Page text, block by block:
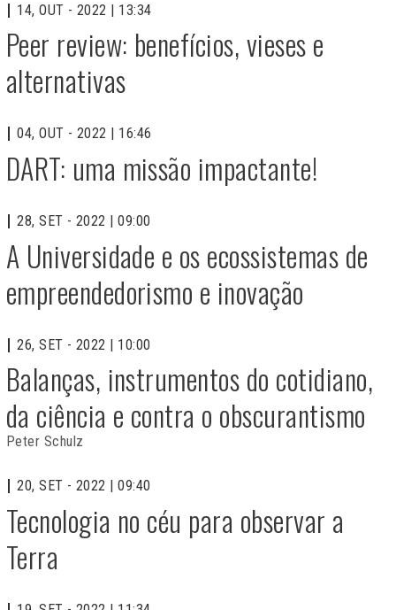
14, OUT - 2022 | 13:34
Peer review: benefícios, vieses e
alternativas
04, OUT - 2022 | 16:46
DART: uma missão impactante!
28, SET - 2022 | 09:00
A Universidade e os ecossistemas de
empreendedorismo e inovação
26, SET - 2022 | 10:00
Balanças, instrumentos do cotidiano,
da ciência e contra o obscurantismo
Peter Schulz
20, SET - 2022 | 09:40
Tecnologia no céu para observar a
Terra